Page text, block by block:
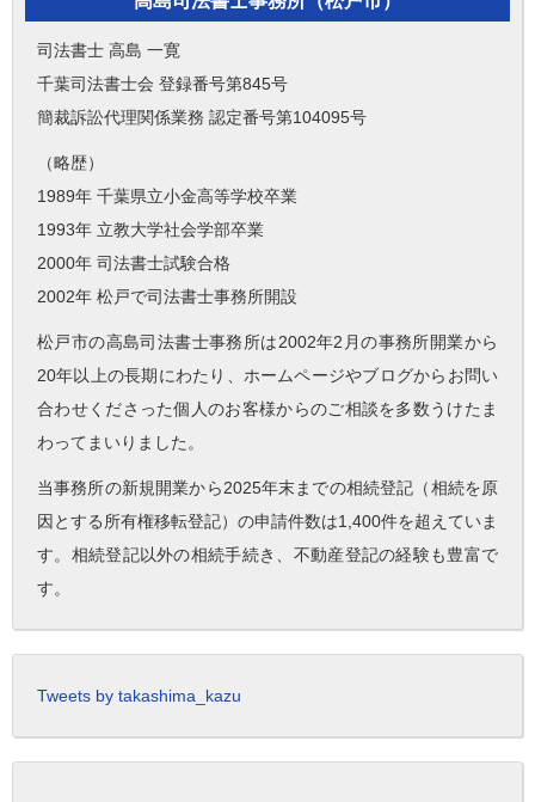
司法書士 高島 一寛
千葉司法書士会 登録番号第845号
簡裁訴訟代理関係業務 認定番号第104095号
（略歴）
1989年 千葉県立小金高等学校卒業
1993年 立教大学社会学部卒業
2000年 司法書士試験合格
2002年 松戸で司法書士事務所開設
松戸市の高島司法書士事務所は2002年2月の事務所開業から
20年以上の長期にわたり、ホームページやブログからお問い
合わせくださった個人のお客様からのご相談を多数うけたま
わってまいりました。
当事務所の新規開業から2025年末までの相続登記（相続を原
因とする所有権移転登記）の申請件数は1,400件を超えていま
す。相続登記以外の相続手続き、不動産登記の経験も豊富で
す。
Tweets by takashima_kazu